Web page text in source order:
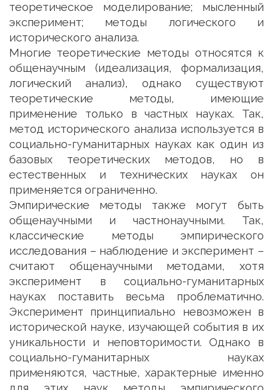
теоретическое моделирование; мысленный
эксперимент; методы логического и
исторического анализа.
Многие теоретические методы относятся к
общенаучным (идеализация, формализация,
логический анализ), однако существуют
теоретические методы, имеющие
применение только в частных науках. Так,
метод исторического анализа используется в
социально-гуманитарных науках как один из
базовых теоретических методов, но в
естественных и технических науках он
применяется ограниченно.
Эмпирические методы также могут быть
общенаучными и частнонаучными. Так,
классические методы эмпирического
исследования – наблюдение и эксперимент –
считают общенаучными методами, хотя
эксперимент в социально-гуманитарных
науках поставить весьма проблематично.
Эксперимент принципиально невозможен в
исторической науке, изучающей события в их
уникальности и неповторимости. Однако в
социально-гуманитарных науках
применяются, частные, характерные именно